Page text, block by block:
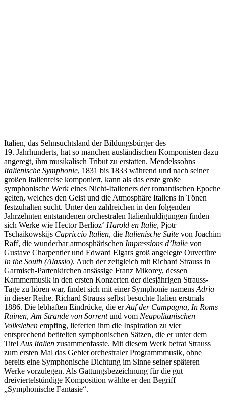
Italien, das Sehnsuchtsland der Bildungsbürger des
19. Jahrhunderts, hat so manchen ausländischen Komponisten dazu
angeregt, ihm musikalisch Tribut zu erstatten. Mendelssohns
Italienische Symphonie, 1831 bis 1833 während und nach seiner
großen Italienreise komponiert, kann als das erste große
symphonische Werk eines Nicht-Italieners der romantischen Epoche
gelten, welches den Geist und die Atmosphäre Italiens in Tönen
festzuhalten sucht. Unter den zahlreichen in den folgenden
Jahrzehnten entstandenen orchestralen Italienhuldigungen finden
sich Werke wie Hector Berlioz‘ Harold en Italie, Pjotr
Tschaikowskijs Capriccio Italien, die Italienische Suite von Joachim
Raff, die wunderbar atmosphärischen Impressions d’Italie von
Gustave Charpentier und Edward Elgars groß angelegte Ouvertüre
In the South (Alassio). Auch der zeitgleich mit Richard Strauss in
Garmisch-Partenkirchen ansässige Franz Mikorey, dessen
Kammermusik in den ersten Konzerten der diesjährigen Strauss-
Tage zu hören war, findet sich mit einer Symphonie namens Adria
in dieser Reihe. Richard Strauss selbst besuchte Italien erstmals
1886. Die lebhaften Eindrücke, die erAuf der Campagna, In Roms
Ruinen, Am Strande von Sorrentund vom Neapolitanischen
Volksleben empfing, lieferten ihm die Inspiration zu vier
entsprechend betitelten symphonischen Sätzen, die er unter dem
Titel Aus Italien zusammenfasste. Mit diesem Werk betrat Strauss
zum ersten Mal das Gebiet orchestraler Programmmusik, ohne
bereits eine Symphonische Dichtung im Sinne seiner späteren
Werke vorzulegen. Als Gattungsbezeichnung für die gut
dreiviertelstündige Komposition wählte er den Begriff
„Symphonische Fantasie“.